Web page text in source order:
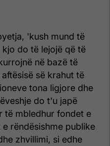
'kush mund të
do të lejojë që të
në bazë të
së krahut të
tona ligjore dhe
do t'u japë
të mbledhur fondet e
rëndësishme publike
zhvillimi, si edhe